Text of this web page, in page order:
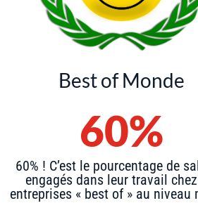
Best of Monde
60%
60% ! C’est le pourcentage de
engagés dans leur travail
entreprises « best of » au niveau